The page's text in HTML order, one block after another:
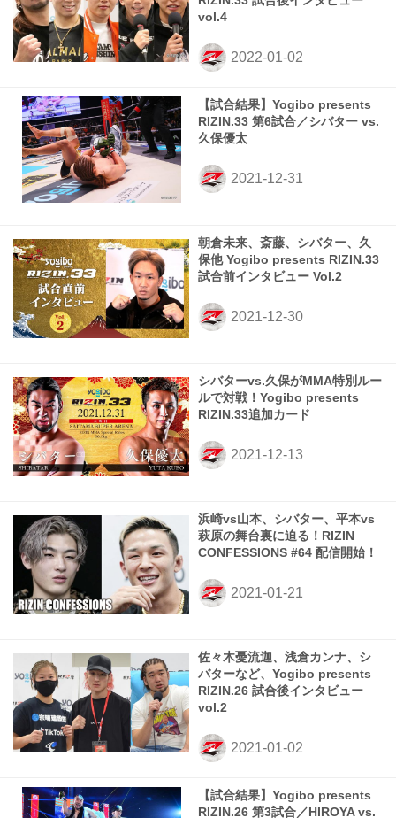
vol.4
【試合結果】Yogibo presents
RIZIN.33 第6試合／シバター vs.
久保優太
朝倉未来、斎藤、シバター、久
保他 Yogibo presents RIZIN.33
試合前インタビュー Vol.2
シバターvs.久保がMMA特別ルー
ルで対戦！Yogibo presents
RIZIN.33追加カード
浜崎vs山本、シバター、平本vs
萩原の舞台裏に迫る！RIZIN
CONFESSIONS #64 配信開始！
佐々木憂流迦、浅倉カンナ、シ
バターなど、Yogibo presents
RIZIN.26 試合後インタビュー
vol.2
【試合結果】Yogibo presents
RIZIN.26 第3試合／HIROYA vs.